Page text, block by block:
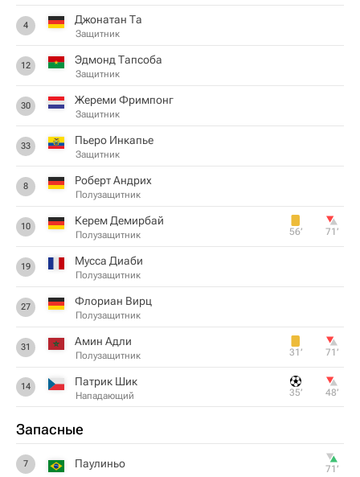
4 Джонатан Та
Защитник
12 Эдмонд Тапсоба
Защитник
30 Жереми Фримпонг
Защитник
33 Пьеро Инкапье
Защитник
8 Роберт Андрих
Полузащитник
10 Керем Демирбай
Полузащитник 56‎’‎ 71‎’‎
19 Мусса Диаби
Полузащитник
27 Флориан Вирц
Полузащитник
31 Амин Адли
Полузащитник 31‎’‎ 71‎’‎
14 Патрик Шик
Нападающий 35‎’‎ 48‎’‎
Запасные
7 Паулиньо 71‎’‎